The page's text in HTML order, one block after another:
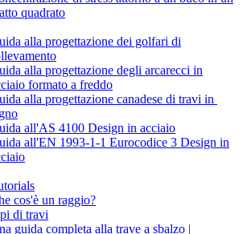
quadrato
alla progettazione dei golfari di
alla progettazione degli arcarecci in
formato a freddo
alla progettazione canadese di travi in
all'AS 4100 Design in acciaio
all'EN 1993-1-1 Eurocodice 3 Design in
cos'è un raggio?
di travi
guida completa alla trave a sbalzo |